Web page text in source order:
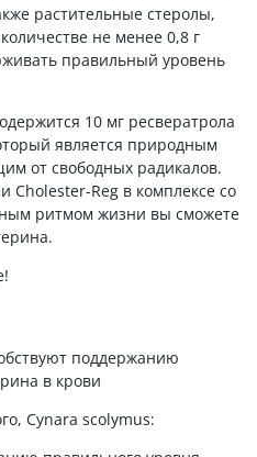
растительные стеролы,
не менее 0,8 г
правильный уровень
10 мг ресвератрола
является природным
от свободных радикалов.
Cholester-Reg в комплексе со
ритмом жизни вы сможете
поддержанию
в крови
Cynara scolymus: